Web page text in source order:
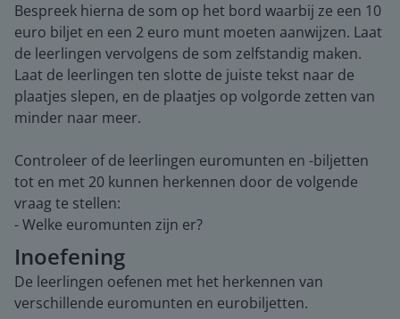
Bespreek hierna de som op het bord waarbij ze een 10
euro biljet en een 2 euro munt moeten aanwijzen. Laat
de leerlingen vervolgens de som zelfstandig maken.
Laat de leerlingen ten slotte de juiste tekst naar de
plaatjes slepen, en de plaatjes op volgorde zetten van
minder naar meer.
Controleer of de leerlingen euromunten en -biljetten
tot en met 20 kunnen herkennen door de volgende
vraag te stellen:
- Welke euromunten zijn er?
Inoefening
De leerlingen oefenen met het herkennen van
verschillende euromunten en eurobiljetten.